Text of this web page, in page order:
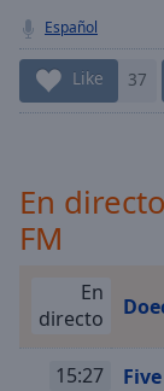
TypeLIVE
Seek to
live,
currently
Time-
Rate
Chapters
Español
Like 37
En
FM
En
directo
15:27 Five